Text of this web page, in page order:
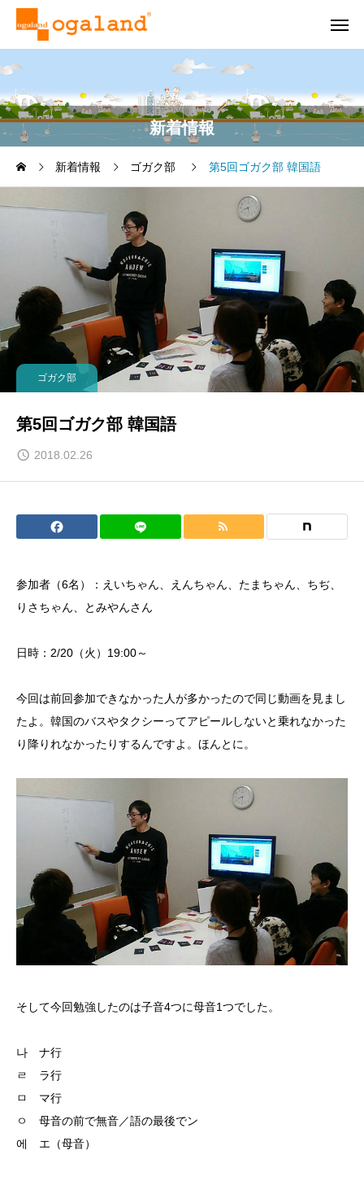
新着情報
新着情報 ゴガク部 第5回ゴガク部 韓国語
ゴガク部
第5回ゴガク部 韓国語
2018.02.26
参加者（6名）：えいちゃん、えんちゃん、たまちゃん、ちぢ、
りさちゃん、とみやんさん
日時：2/20（火）19:00～
今回は前回参加できなかった人が多かったので同じ動画を見まし
たよ。韓国のバスやタクシーってアピールしないと乗れなかった
り降りれなかったりするんですよ。ほんとに。
そして今回勉強したのは子音4つに母音1つでした。
나 ナ行
ㄹ ラ行
ㅁ マ行
ㅇ 母音の前で無音／語の最後でン
에 エ（母音）